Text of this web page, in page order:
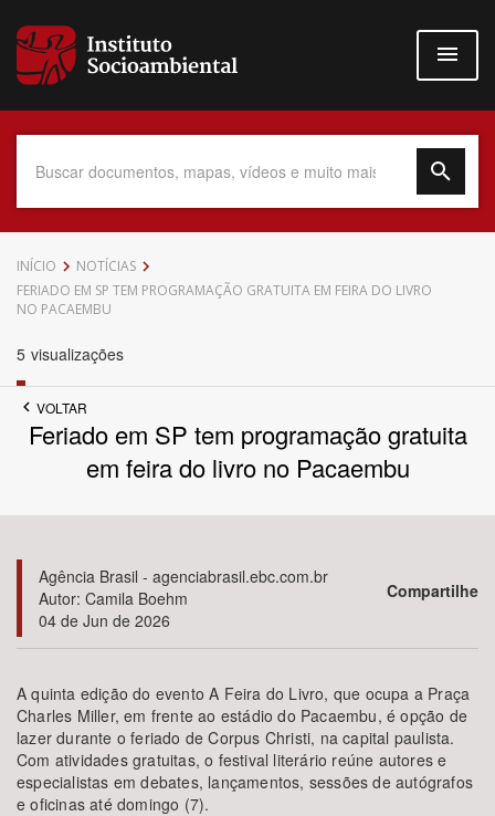
para
conteúdo
Data do Documento
Tema
Área de Levantamento
Área Protegida
INÍCIO
NOTÍCIAS
FERIADO EM SP TEM PROGRAMAÇÃO GRATUITA EM FEIRA DO LIVRO
NO PACAEMBU
5 visualizações
VOLTAR
Feriado em SP tem programação gratuita
em feira do livro no Pacaembu
Agência Brasil - agenciabrasil.ebc.com.br
Autor: Camila Boehm
04 de Jun de 2026
Compartilhe
A quinta edição do evento A Feira do Livro, que ocupa a Praça
Charles Miller, em frente ao estádio do Pacaembu, é opção de
lazer durante o feriado de Corpus Christi, na capital paulista.
Com atividades gratuitas, o festival literário reúne autores e
especialistas em debates, lançamentos, sessões de autógrafos
e oficinas até domingo (7).